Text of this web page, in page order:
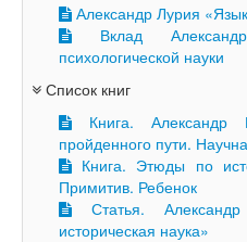
Александр Лурия
Вклад
психологической науки
Список книг
Книга. Александр
пройденного пути.
Книга. Этюды по
Примитив. Ребенок
Статья.
историческая наука»